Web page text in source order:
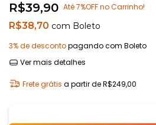
R$39,90 Até 7%OFF no Carrinho!
R$38,70 com Boleto
3% de descontopagando com Boleto
Ver mais detalhes
Frete grátis a partir deR$249,00